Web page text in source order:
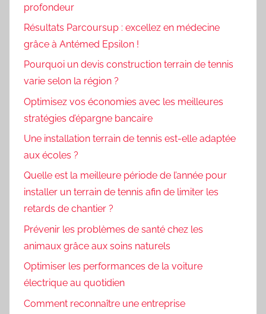
profondeur
Résultats Parcoursup : excellez en médecine
grâce à Antémed Epsilon !
Pourquoi un devis construction terrain de tennis
varie selon la région ?
Optimisez vos économies avec les meilleures
stratégies d’épargne bancaire
Une installation terrain de tennis est-elle adaptée
aux écoles ?
Quelle est la meilleure période de l’année pour
installer un terrain de tennis afin de limiter les
retards de chantier ?
Prévenir les problèmes de santé chez les
animaux grâce aux soins naturels
Optimiser les performances de la voiture
électrique au quotidien
Comment reconnaître une entreprise